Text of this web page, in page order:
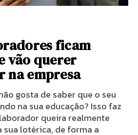
ficam
vão querer
na empresa
gosta de saber que o seu
na sua educação? Isso faz
queira realmente
sua lotérica, de forma a